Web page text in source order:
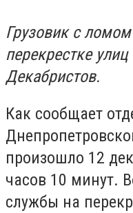
Грузовик с
перекрестке
Декабристов.
Как сообщает
произошло 12
часов 10 минут.
службы на